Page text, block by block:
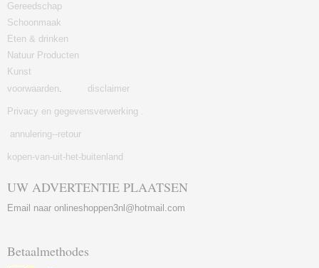
Gereedschap
Schoonmaak
Eten & drinken
Natuur Producten
Kunst
voorwaarden. disclaimer
Privacy en gegevensverwerking .
annulering--retour
kopen-van-uit-het-buitenland
UW ADVERTENTIE PLAATSEN
Email naar onlineshoppen3nl@hotmail.com
Betaalmethodes